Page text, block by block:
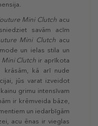
Mini Clutch acu
savām acīm
Mini Clutchacu
un ielas stila un
Mini Clutch ir aprīkota
krāsām, kā arī nude
jūs varat izveidot
grimu intensīvam
ir krēmveida bāze,
un iedarbīgām
acu ēnas ir vieglas